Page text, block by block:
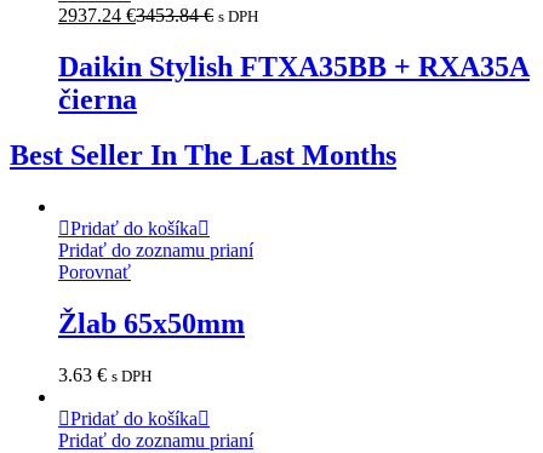
2937.24 €3453.84€ s DPH
Daikin Stylish FTXA35BB + RXA35A
čierna
Best Seller In The Last Months
Pridať do košíka
Pridať do zoznamu prianí
Porovnať
Žlab 65x50mm
3.63 € s DPH
Pridať do košíka
Pridať do zoznamu prianí